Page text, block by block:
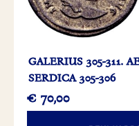
GALERIUS 305-311.
SERDICA 305-306
€ 70,00